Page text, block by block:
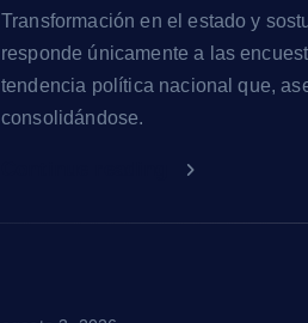
Transformación en el estado y
responde únicamente a las
tendencia política nacional que,
consolidándose.